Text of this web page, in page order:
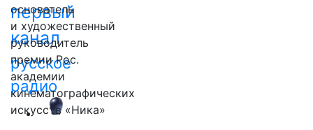
первый
канал
русское
радио
основатель
и художественный
руководитель
премии Рос.
академии
кинематографических
искусств «Ника»